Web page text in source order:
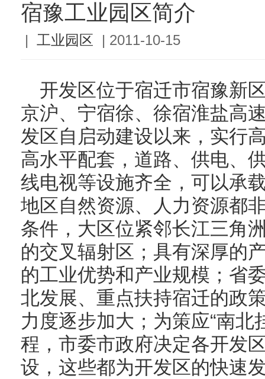
宿豫工业园区简介
| 工业园区 | 2011-10-15
开发区位于宿迁市宿豫新
京沪、宁宿徐、徐宿淮盐高
发区自启动建设以来，实行
高水平配套，道路、供电、
线电视等设施齐全，可以承
地区自然资源、人力资源都
条件，大区位紧邻长江三角
的交叉辐射区；具有深厚的
的工业优势和产业规模；省
北发展、重点扶持宿迁的政
力度逐步加大；为策应“南北
程，市委市政府决定各开发
设，这些都为开发区的快速